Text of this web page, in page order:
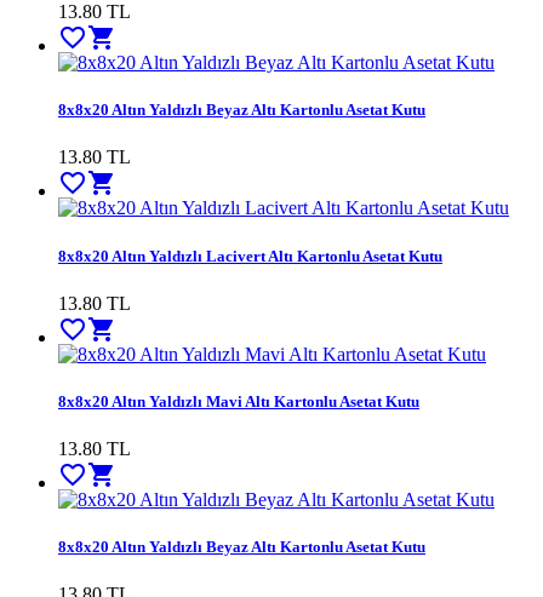
13.80 TL
favorite_bordershopping_cart
8x8x20 Altın Yaldızlı Beyaz Altı Kartonlu Asetat Kutu
13.80 TL
favorite_bordershopping_cart
8x8x20 Altın Yaldızlı Lacivert Altı Kartonlu Asetat Kutu
13.80 TL
favorite_bordershopping_cart
8x8x20 Altın Yaldızlı Mavi Altı Kartonlu Asetat Kutu
13.80 TL
favorite_bordershopping_cart
8x8x20 Altın Yaldızlı Beyaz Altı Kartonlu Asetat Kutu